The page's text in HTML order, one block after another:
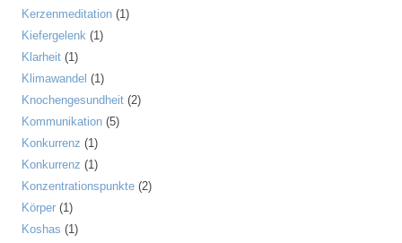
Kerzenmeditation (1)
Kiefergelenk (1)
Klarheit (1)
Klimawandel (1)
Knochengesundheit (2)
Kommunikation (5)
Konkurrenz (1)
Konkurrenz (1)
Konzentrationspunkte (2)
Körper (1)
Koshas (1)